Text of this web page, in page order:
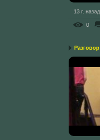
13 г. назад
0